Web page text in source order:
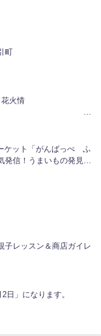
火情
ケット「がんばっぺ ふ
発信！うまいもの発見！
子レッスン＆商店ガイレ
日」になります。